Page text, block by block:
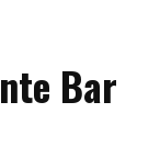
Bar